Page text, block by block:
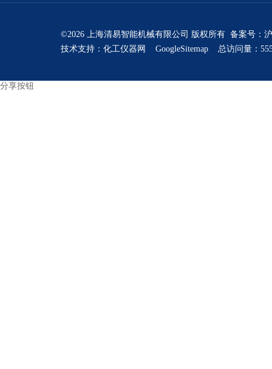
©2026 上海清易智能机械有限公司 版权所有 备案号：
技术支持： 化工仪器网 GoogleSitemap 总访问量：
分享按钮